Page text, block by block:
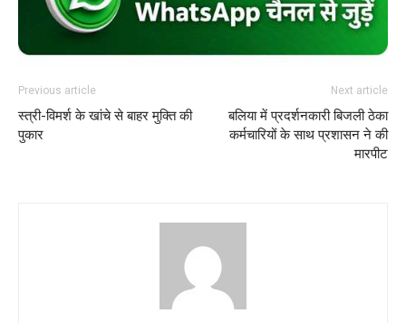
Previous article
स्त्री-विमर्श के खांचे से बाहर मुक्ति की
पुकार
Next article
बलिया में प्रदर्शनकारी बिजली ठेका
कर्मचारियों के साथ प्रशासन ने की
मारपीट